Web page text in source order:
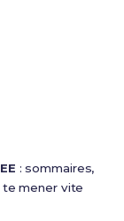
: sommaires,
te mener vite